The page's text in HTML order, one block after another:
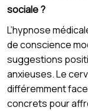
sociale ?
L’hypnose
de conscience
suggestions
anxieuses. Le
différemment face
concrets pour